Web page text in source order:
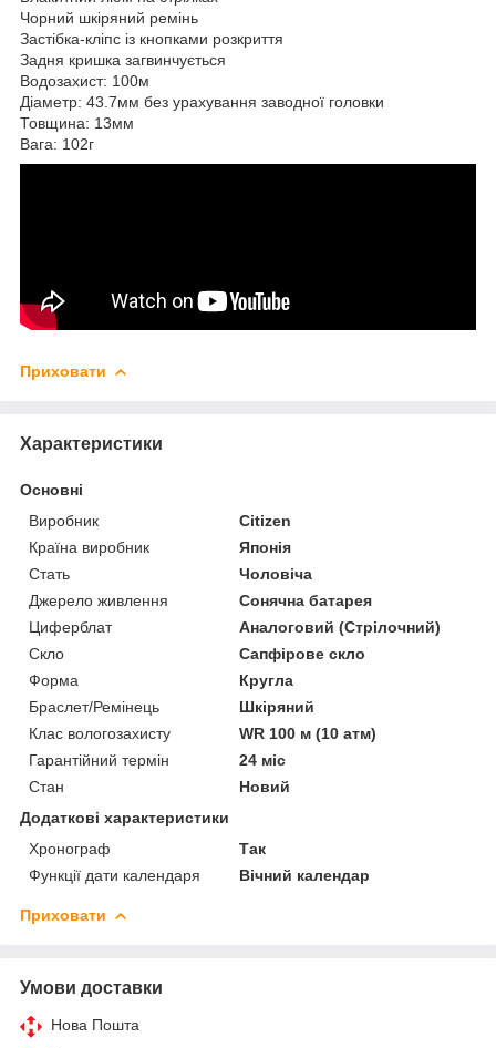
Чорний шкіряний ремінь
Застібка-кліпс із кнопками розкриття
Задня кришка загвинчується
Водозахист: 100м
Діаметр: 43.7мм без урахування заводної головки
Товщина: 13мм
Вага: 102г
Приховати
Характеристики
Основні
Виробник
Citizen
Країна виробник
Японія
Стать
Чоловіча
Джерело живлення
Сонячна батарея
Циферблат
Аналоговий (Стрілочний)
Скло
Сапфірове скло
Форма
Кругла
Браслет/Ремінець
Шкіряний
Клас вологозахисту
WR 100 м (10 атм)
Гарантійний термін
24 міс
Стан
Новий
Додаткові характеристики
Хронограф
Так
Функції дати календаря
Вічний календар
Приховати
Умови доставки
Нова Пошта